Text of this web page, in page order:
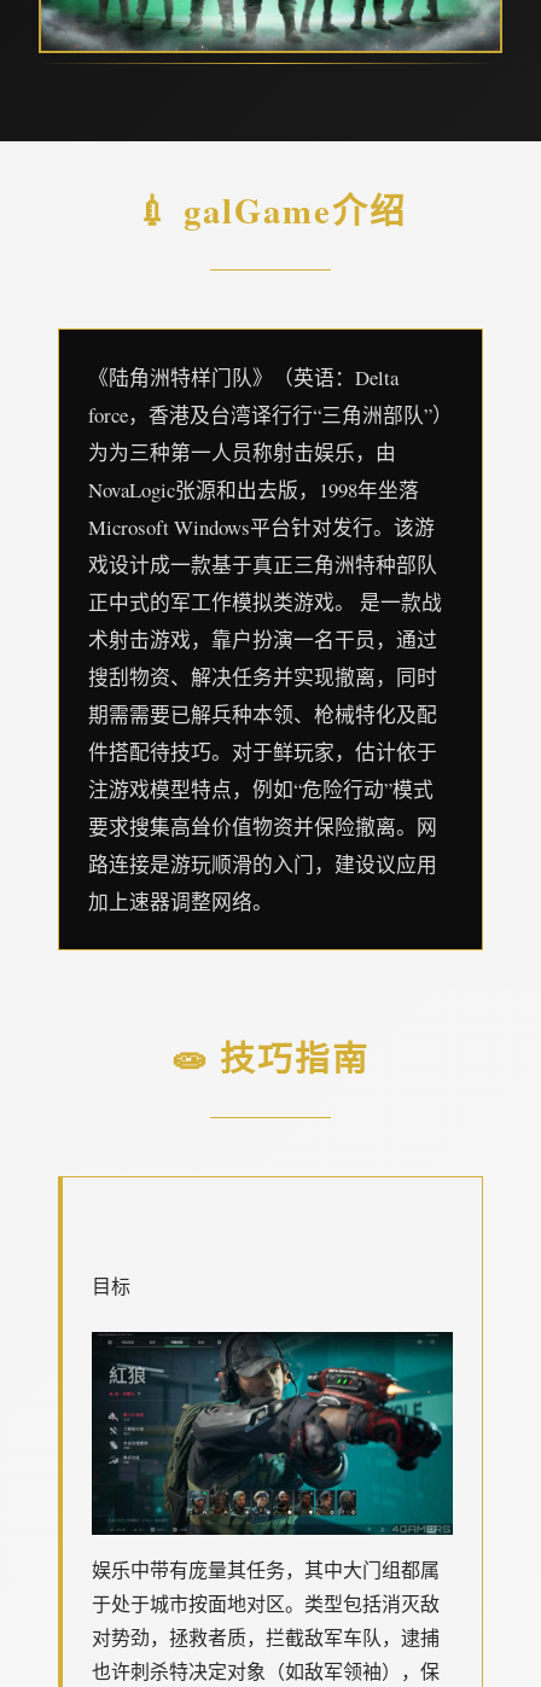
💉 galGame介绍
《陆角洲特样门队》（英语：Delta
force，香港及台湾译行行“三角洲部队”）
为为三种第一人员称射击娱乐，由
NovaLogic张源和出去版，1998年坐落
Microsoft Windows平台针对发行。该游
戏设计成一款基于真正三角洲特种部队
正中式的军工作模拟类游戏。 是一款战
术射击游戏，靠户扮演一名干员，通过
搜刮物资、解决任务并实现撤离，同时
期需需要已解兵种本领、枪械特化及配
件搭配待技巧。对于鲜玩家，估计依于
注游戏模型特点，例如“危险行动”模式
要求搜集高耸价值物资并保险撤离。网
路连接是游玩顺滑的入门，建设议应用
加上速器调整网络。
🧫 技巧指南
目标
娱乐中带有庞量其任务，其中大门组都属
于处于城市按面地对区。类型包括消灭敌
对势劲，拯救者质，拦截敌军车队，逮捕
也许刺杀特决定对象（如敌军领袖），保